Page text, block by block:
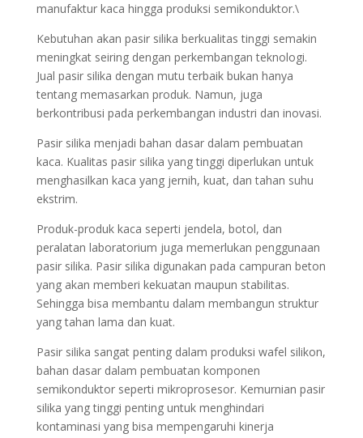
manufaktur kaca hingga produksi semikonduktor.\
Kebutuhan akan pasir silika berkualitas tinggi semakin
meningkat seiring dengan perkembangan teknologi.
Jual pasir silika dengan mutu terbaik bukan hanya
tentang memasarkan produk. Namun, juga
berkontribusi pada perkembangan industri dan inovasi.
Pasir silika menjadi bahan dasar dalam pembuatan
kaca. Kualitas pasir silika yang tinggi diperlukan untuk
menghasilkan kaca yang jernih, kuat, dan tahan suhu
ekstrim.
Produk-produk kaca seperti jendela, botol, dan
peralatan laboratorium juga memerlukan penggunaan
pasir silika. Pasir silika digunakan pada campuran beton
yang akan memberi kekuatan maupun stabilitas.
Sehingga bisa membantu dalam membangun struktur
yang tahan lama dan kuat.
Pasir silika sangat penting dalam produksi wafel silikon,
bahan dasar dalam pembuatan komponen
semikonduktor seperti mikroprosesor. Kemurnian pasir
silika yang tinggi penting untuk menghindari
kontaminasi yang bisa mempengaruhi kinerja